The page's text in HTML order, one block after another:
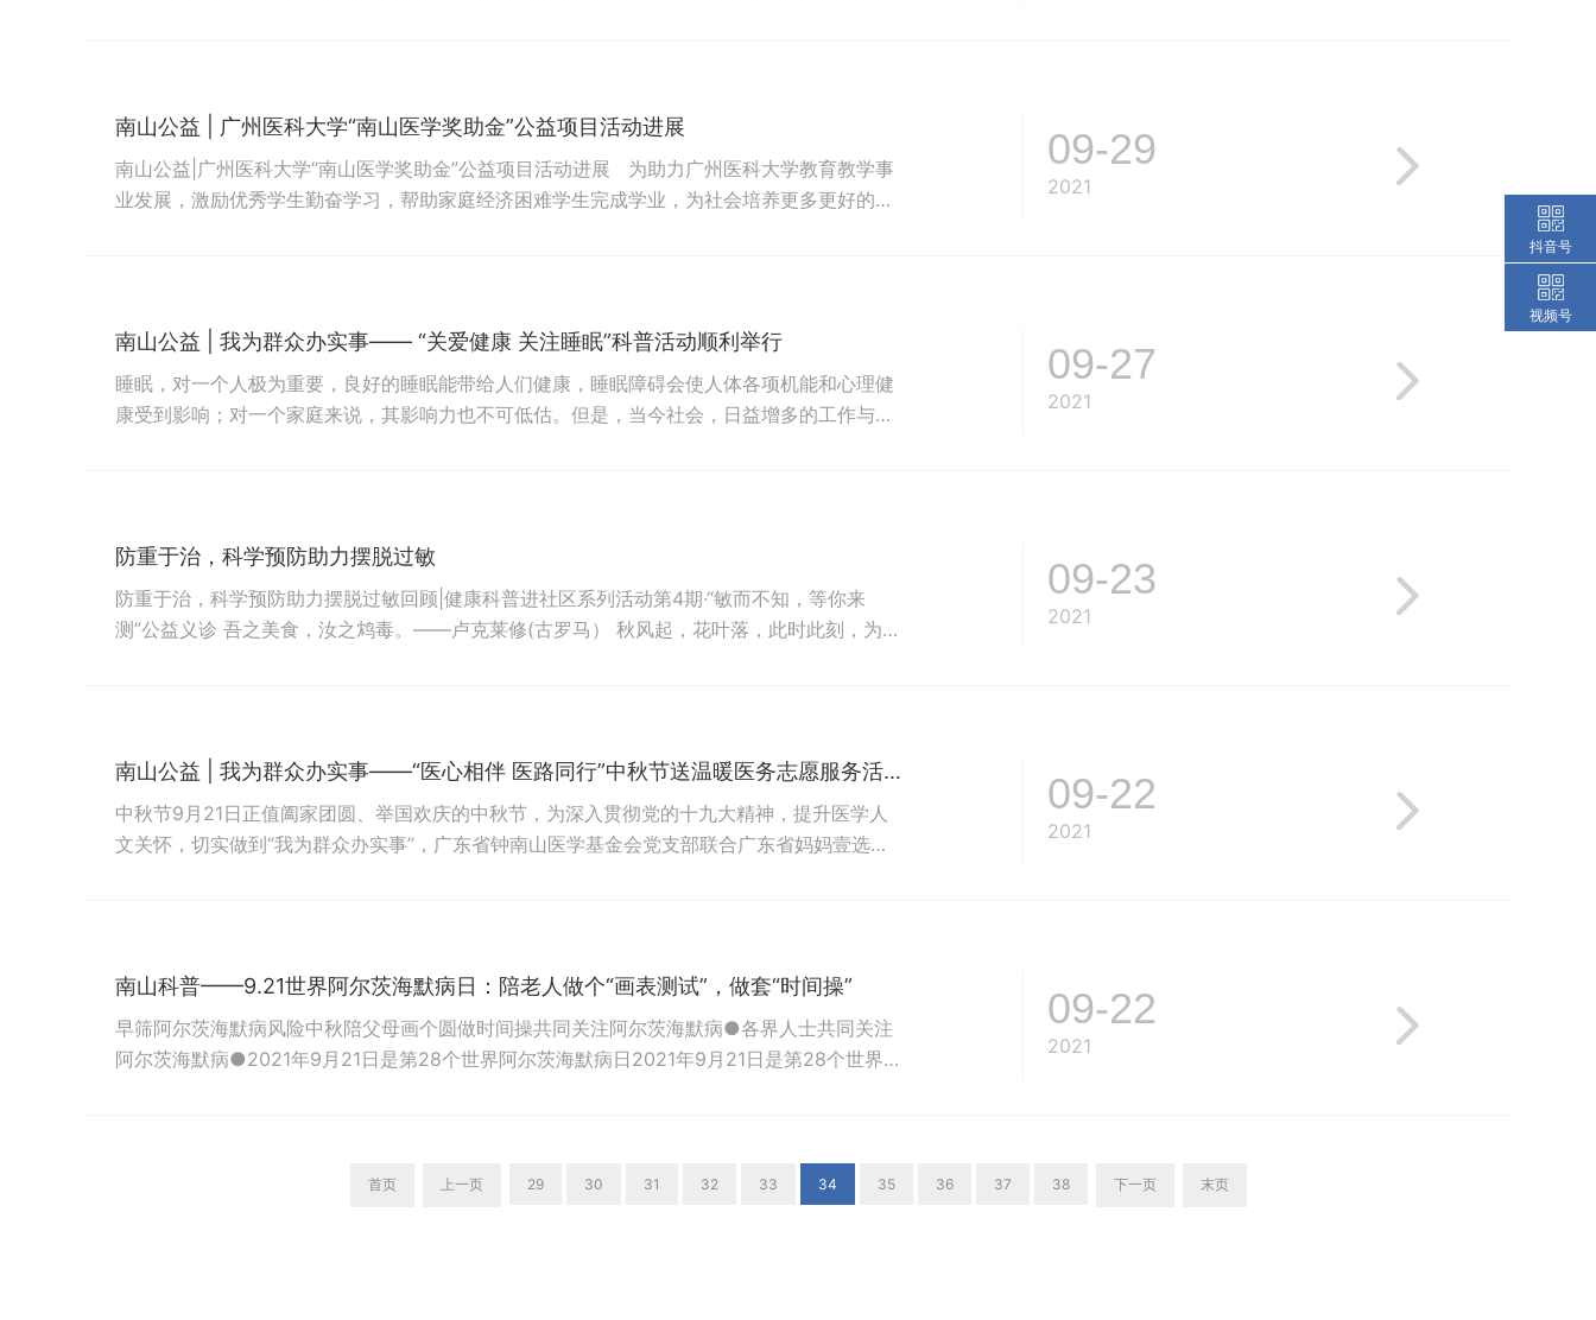
南山公益 | 广州医科大学“南山医学奖助金”公益项目活动进展
南山公益|广州医科大学“南山医学奖助金”公益项目活动进展 为助力广州医科大学教育教学事
业发展，激励优秀学生勤奋学习，帮助家庭经济困难学生完成学业，为社会培养更多更好的优
09-29
2021
南山公益 | 我为群众办实事—— “关爱健康 关注睡眠”科普活动顺利举行 ​
睡眠，对一个人极为重要，良好的睡眠能带给人们健康，睡眠障碍会使人体各项机能和心理健
康受到影响；对一个家庭来说，其影响力也不可低估。但是，当今社会，日益增多的工作与生
09-27
2021
防重于治，科学预防助力摆脱过敏
防重于治，科学预防助力摆脱过敏回顾|健康科普进社区系列活动第4期·“敏而不知，等你来
测”公益义诊 吾之美食，汝之鸩毒。——卢克莱修(古罗马） 秋风起，花叶落，此时此刻，为何
09-23
2021
南山公益 | 我为群众办实事——“医心相伴 医路同行”中秋节送温暖医务志愿服务活动顺利开展
中秋节9月21日正值阖家团圆、举国欢庆的中秋节，为深入贯彻党的十九大精神，提升医学人
文关怀，切实做到“我为群众办实事”，广东省钟南山医学基金会党支部联合广东省妈妈壹选关
09-22
2021
南山科普——9.21世界阿尔茨海默病日：陪老人做个“画表测试”，做套“时间操”
早筛阿尔茨海默病风险中秋陪父母画个圆做时间操共同关注阿尔茨海默病●各界人士共同关注
阿尔茨海默病●2021年9月21日是第28个世界阿尔茨海默病日2021年9月21日是第28个世界阿
09-22
2021
首页 上一页 29 30 31 32 33 34 35 36 37 38 下一页 末页
抖音号
视频号